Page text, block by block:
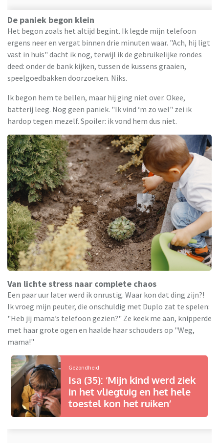
De paniek begon klein
Het begon zoals het altijd begint. Ik legde mijn telefoon
ergens neer en vergat binnen drie minuten waar. "Ach, hij ligt
vast in huis" dacht ik nog, terwijl ik de gebruikelijke rondes
deed: onder de bank kijken, tussen de kussens graaien,
speelgoedbakken doorzoeken. Niks.
Ik begon hem te bellen, maar hij ging niet over. Okee,
batterij leeg. Nog geen paniek. "Ik vind ‘m zo wel" zei ik
hardop tegen mezelf. Spoiler: ik vond hem dus niet.
Van lichte stress naar complete chaos
Een paar uur later werd ik onrustig. Waar kon dat ding zijn?!
Ik vroeg mijn peuter, die onschuldig met Duplo zat te spelen:
"Heb jij mama’s telefoon gezien?" Ze keek me aan, knipperde
met haar grote ogen en haalde haar schouders op "Weg,
mama!"
Gezondheid
Isa (35): ‘Mijn kind werd ziek
in het vliegtuig en het hele
toestel kon het ruiken’